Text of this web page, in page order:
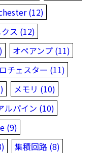
(12)
ス (12)
オペアンプ (11)
ロチェスター (11)
メモリ (10)
ルパイン (10)
(9)
集積回路 (8)